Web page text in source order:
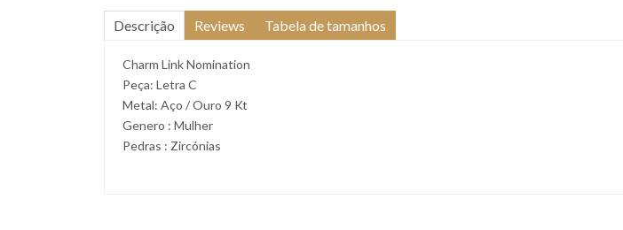
Descrição Reviews Tabela de tamanhos
Charm Link Nomination
Peça: Letra C
Metal: Aço / Ouro 9 Kt
Genero : Mulher
Pedras : Zircónias